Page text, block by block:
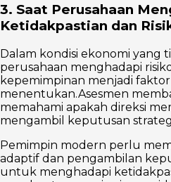
3. Saat Perusahaan
Ketidakpastian dan
Dalam kondisi ekonomi yang
perusahaan menghadapi
kepemimpinan menjadi
menentukan.Asesmen
memahami apakah direksi
mengambil keputusan
Pemimpin modern perlu
adaptif dan pengambilan
untuk menghadapi